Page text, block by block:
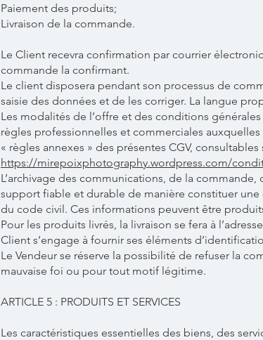
Paiement des produits;
Livraison de la commande.
Le Client recevra confirmation par courrier
commande la confirmant.
Le client disposera pendant son processus de
saisie des données et de les corriger. La langue
Les modalités de l’offre et des conditions
règles professionnelles et commerciales
« règles annexes » des présentes CGV,
https://mirepoixphotography.wordpress.com/
L’archivage des communications, de la
support fiable et durable de manière constituer
du code civil. Ces informations peuvent être
Pour les produits livrés, la livraison se fera à
Client s’engage à fournir ses éléments
Le Vendeur se réserve la possibilité de refuser la
mauvaise foi ou pour tout motif légitime.
ARTICLE 5 : PRODUITS ET SERVICES
Les caractéristiques essentielles des biens, des